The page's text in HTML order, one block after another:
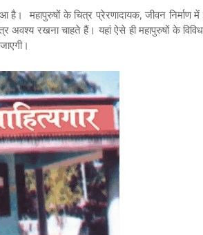
महापुरुषों के चित्र प्रेरणादायक, जीवन निर्माण
अवश्य रखना चाहते हैं। यहां ऐसे ही महापुरुषों के